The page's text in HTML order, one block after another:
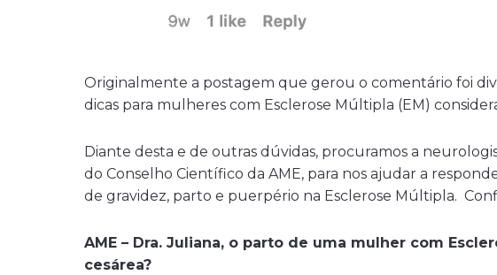
Originalmente a postagem que gerou o comentário foi
dicas para mulheres com Esclerose Múltipla (EM)
Diante desta e de outras dúvidas, procuramos a
do Conselho Científico da AME, para nos ajudar a
de gravidez, parto e puerpério na Esclerose Múltipla.
AME – Dra. Juliana, o parto de uma mulher com
cesárea?